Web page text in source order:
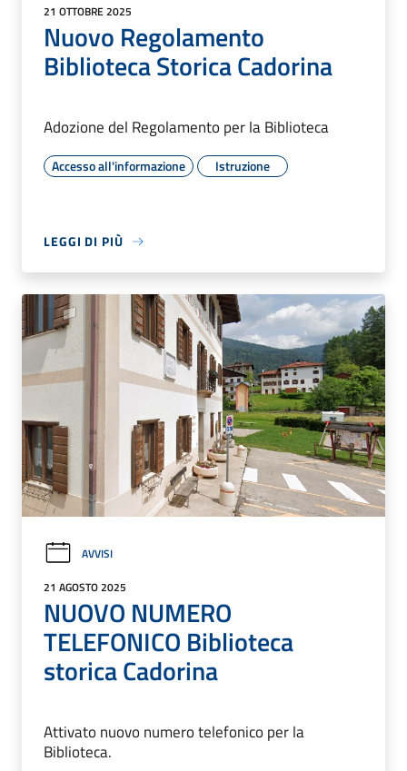
21 OTTOBRE 2025
Nuovo Regolamento
Biblioteca Storica Cadorina
Adozione del Regolamento per la Biblioteca
Accesso all'informazione Istruzione
LEGGI DI PIÙ
AVVISI
21 AGOSTO 2025
NUOVO NUMERO
TELEFONICO Biblioteca
storica Cadorina
Attivato nuovo numero telefonico per la
Biblioteca.